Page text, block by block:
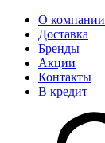
О компании
Доставка
Бренды
Акции
Контакты
В кредит